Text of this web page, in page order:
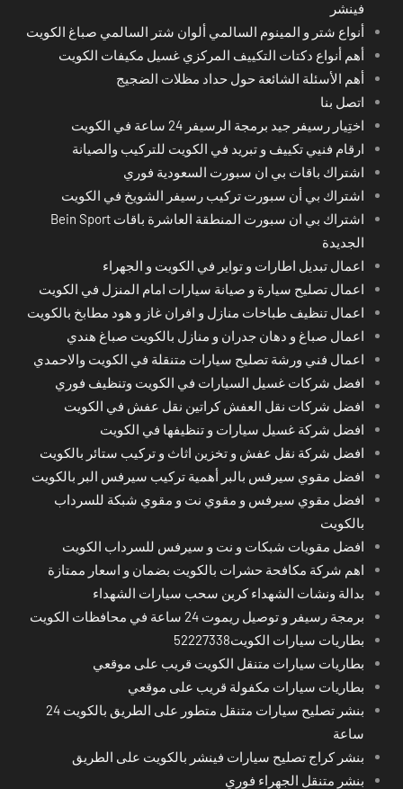
فينشر
أنواع شتر و المينوم السالمي ألوان شتر السالمي صباغ الكويت
أهم أنواع دكتات التكييف المركزي غسيل مكيفات الكويت
أهم الأسئلة الشائعة حول حداد مظلات الضجيج
اتصل بنا
اختِيار رسيفر جيد برمجة الرسيفر 24 ساعة في الكويت
ارقام فنيي تكييف و تبريد في الكويت للتركيب والصيانة
اشتراك باقات بي ان سبورت السعودية فوري
اشتراك بي أن سبورت تركيب رسيفر الشويخ في الكويت
اشتراك بي ان سبورت المنطقة العاشرة باقات Bein Sport
الجديدة
اعمال تبديل اطارات و تواير في الكويت و الجهراء
اعمال تصليح سيارة و صيانة سيارات امام المنزل في الكويت
اعمال تنظيف طباخات منازل و افران غاز و هود مطابخ بالكويت
اعمال صباغ و دهان جدران و منازل بالكويت صباغ هندي
اعمال فني ورشة تصليح سيارات متنقلة في الكويت والاحمدي
افضل شركات غسيل السيارات في الكويت وتنظيف فوري
افضل شركات نقل العفش كراتين نقل عفش في الكويت
افضل شركة غسيل سيارات و تنظيفها في الكويت
افضل شركة نقل عفش و تخزين اثاث و تركيب ستائر بالكويت
افضل مقوي سيرفس بالبر أهمية تركيب سيرفس البر بالكويت
افضل مقوي سيرفس و مقوي نت و مقوي شبكة للسرداب
بالكويت
افضل مقويات شبكات و نت و سيرفس للسرداب الكويت
اهم شركة مكافحة حشرات بالكويت بضمان و اسعار ممتازة
بدالة ونشات الشهداء كرين سحب سيارات الشهداء
برمجة رسيفر و توصيل ريموت 24 ساعة في محافظات الكويت
بطاريات سيارات الكويت52227338
بطاريات سيارات متنقل الكويت قريب على موقعي
بطاريات سيارات مكفولة قريب على موقعي
بنشر تصليح سيارات متنقل متطور على الطريق بالكويت 24
ساعة
بنشر كراج تصليح سيارات فينشر بالكويت على الطريق
بنشر متنقل الجهراء فوري